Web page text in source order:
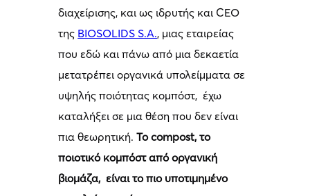
διαχείρισης, και ως ιδρυτής και CEO
της BIOSOLIDS S.A., μιας εταιρείας
που εδώ και πάνω από μια δεκαετία
μετατρέπει οργανικά υπολείμματα σε
υψηλής ποιότητας κομπόστ, έχω
καταλήξει σε μια θέση που δεν είναι
πια θεωρητική.Τοcompost, το
ποιοτικό κομπόστ από οργανική
βιομάζα, είναι το πιο υποτιμημένο